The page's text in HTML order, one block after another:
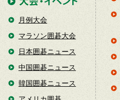
月例大会
マラソン囲碁大会
日本囲碁ニュース
中国囲碁ニュース
韓国囲碁ニュース